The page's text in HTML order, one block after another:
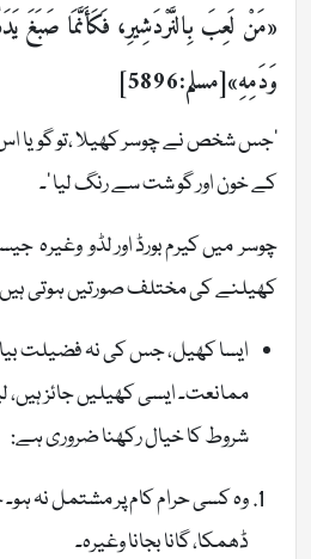
«مَنْ لَعِبَ بِالنَّرْدَشِيرِ، فَكَأَنَّمَا صَبَغَ
وَدَمِهِ»[مسلم:5896]
’جس شخص نے چوسر کھیلا ،تو گویا
کے خون اور گو شت سے رنگ لیا ‘۔
چوسر میں کیرم بورڈ اور لڈو وغیرہ
کھیلنے کی مختلف صورتیں ہوتی
ایسا کھیل، جس کی نہ فضیلت
ممانعت۔ ایسی کھیلیں جائز
شروط کا خیال رکھنا ضروری ہے:
وہ کسی حرام کام پر مشتمل نہ
ڈھمکا، گانا بجانا وغیرہ۔